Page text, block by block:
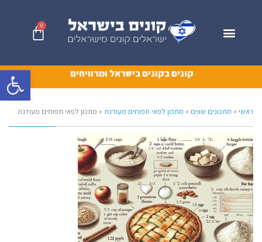
פתח
0
קונים בקונים בישראל ומרוויחים
ראשי » מתכונים שווים » מתכון לפאי תפוחים מעודנת » מתכון לפאי תפוחים מעודנת